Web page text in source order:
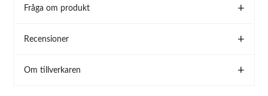
Fråga om produkt
Recensioner
Om tillverkaren